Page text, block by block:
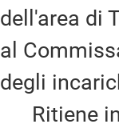
dell'area di
al
degli
Ritiene